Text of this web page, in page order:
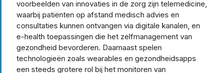
voorbeelden van innovaties in de zorg zijn telemedicine,
waarbij patiënten op afstand medisch advies en
consultaties kunnen ontvangen via digitale kanalen, en
e-health toepassingen die het zelfmanagement van
gezondheid bevorderen. Daarnaast spelen
technologieën zoals wearables en gezondheidsapps
een steeds grotere rol bij het monitoren van